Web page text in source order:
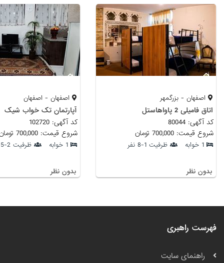
اصفهان - بزرگمهر
اتاق فامیلی 2 پاواهاستل
کد آگهی: 80044
شروع قیمت: 700,000 تومان
1 خوابه ظرفیت 1-8 نفر
بدون نظر
اصفهان - اصفهان
آپارتمان تک خواب شیک
کد آگهی: 102720
شروع قیمت: 700,000 تومان
1 خوابه ظرفیت 2-5 نفر
بدون نظر
فهرست راهبری
راهنمای سایت